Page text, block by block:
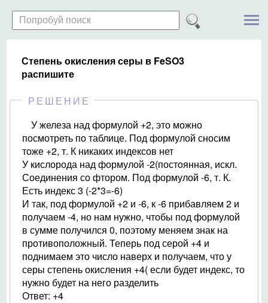
Степень окисления серы в FeSO3
распишите
РЕШЕНИЕ
У железа над формулой +2, это можно
посмотреть по таблице. Под формулой сносим
тоже +2, т. К никаких индексов нет
У кислорода над формулой -2(постоянная, искл.
Соединения со фтором. Под формулой -6, т. К.
Есть индекс 3 (-2*3=-6)
И так, под формулой +2 и -6, к -6 прибавляем 2 и
получаем -4, но нам нужно, чтобы под формулой
в сумме получился 0, поэтому меняем знак на
противоположный. Теперь под серой +4 и
поднимаем это число наверх и получаем, что у
серы степень окисления +4( если будет индекс, то
нужно будет на него разделить
Ответ: +4